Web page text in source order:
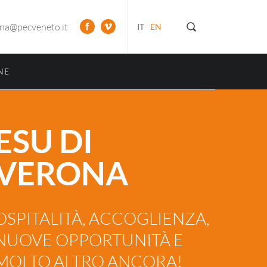
IT EN
DI
ACCOGLIENZA,
OPPORTUNITÀ E
ALTRO ANCORA!